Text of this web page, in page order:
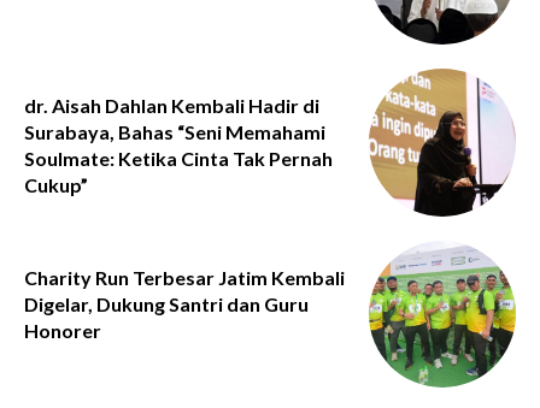
dr. Aisah Dahlan Kembali Hadir di
Surabaya, Bahas “Seni Memahami
Soulmate: Ketika Cinta Tak Pernah
Cukup”
Charity Run Terbesar Jatim Kembali
Digelar, Dukung Santri dan Guru
Honorer